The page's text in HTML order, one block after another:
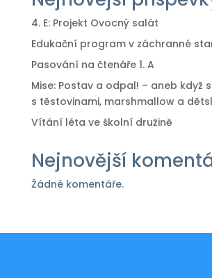
4. E: Projekt Ovocný salát
Edukační program v záchranné
Pasování na čtenáře 1. A
Mise: Postav a odpal! – aneb když
s těstovinami, marshmallow a
Vítání léta ve školní družině
Nejnovější
Žádné komentáře.